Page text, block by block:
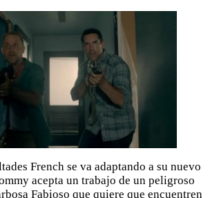
French se va adaptando a su nuevo
acepta un trabajo de un peligroso
Fabioso que quiere que encuentren